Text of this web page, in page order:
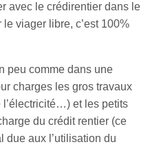
avec le crédirentier dans le
le viager libre, c’est 100%
peu comme dans une
charges les gros travaux
l’électricité…) et les petits
du crédit rentier (ce
due aux l’utilisation du